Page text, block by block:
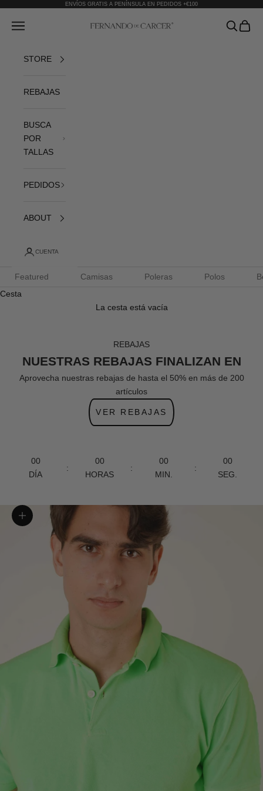
ENVÍOS GRATIS A PENÍNSULA EN PEDIDOS +€100
Fernando de Cárcer
Abrir menú de navegación AbrirAbrir
STORE
REBAJAS
BUSCA
POR
TALLAS
PEDIDOS
ABOUT
CUENTA
Featured Camisas Poleras Polos
Cesta
La cesta está vacía
REBAJAS
NUESTRAS REBAJAS FINALIZAN EN
Aprovecha nuestras rebajas de hasta el 50% en más de 200
artículos
VER REBAJAS
00
DÍA
:
00
HORAS
:
00
MIN.
:
00
SEG.
Zoom